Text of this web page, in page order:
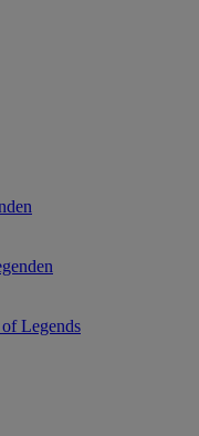
Legends